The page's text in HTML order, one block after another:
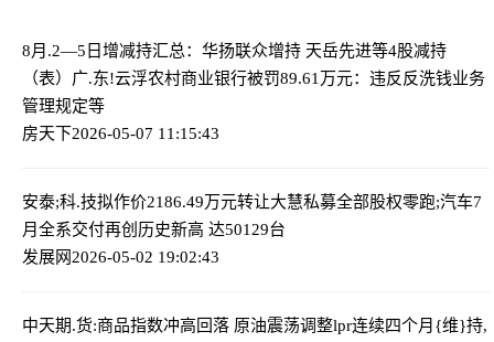
8月.2—5日增减持汇总：华扬联众增持 天岳先进等4股减持
（表） 广.东!云浮农村商业银行被罚89.61万元：违反反洗钱业务
管理规定等
房天下2026-05-07 11:15:43
安泰;科.技拟作价2186.49万元转让大慧私募全部股权零跑;汽车7
月全系交付再创历史新高 达50129台
发展网2026-05-02 19:02:43
中天期.货:商品指数冲高回落 原油震荡调整lpr连续四个月{维}持,